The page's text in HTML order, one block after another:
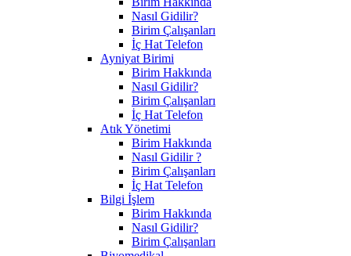
Nasıl Gidilir?
Birim Çalışanları
İç Hat Telefon
Ayniyat Birimi
Birim Hakkında
Nasıl Gidilir?
Birim Çalışanları
İç Hat Telefon
Atık Yönetimi
Birim Hakkında
Nasıl Gidilir ?
Birim Çalışanları
İç Hat Telefon
Bilgi İşlem
Birim Hakkında
Nasıl Gidilir?
Birim Çalışanları